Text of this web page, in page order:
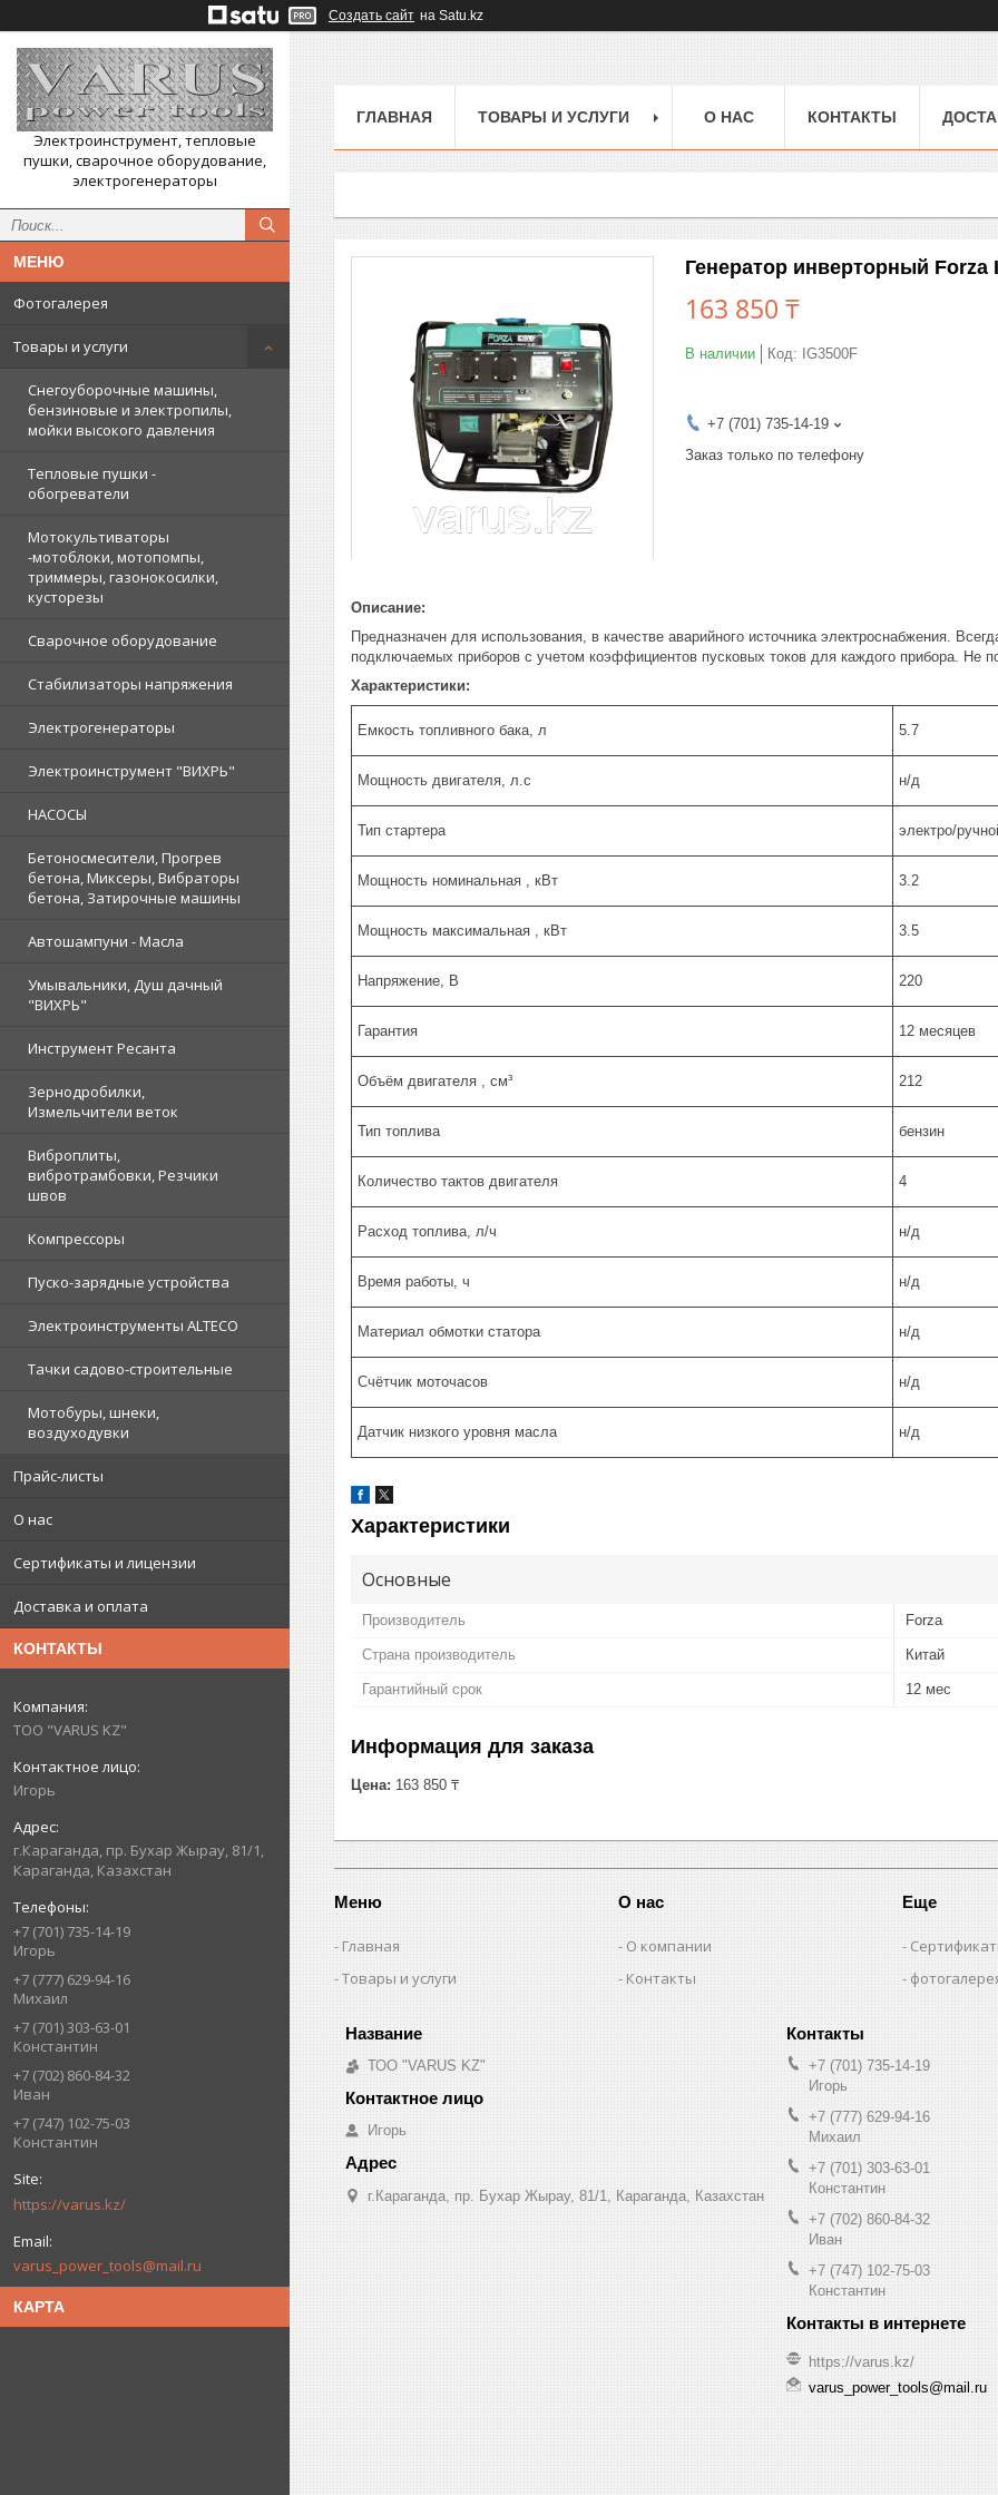
Создать сайт на Satu.kz
Электроинструмент, тепловые
пушки, сварочное оборудование,
электрогенераторы
Фотогалерея
Товары и услуги
Снегоуборочные машины,
бензиновые и электропилы,
мойки высокого давления
Тепловые пушки -
обогреватели
Мотокультиваторы
-мотоблоки, мотопомпы,
триммеры, газонокосилки,
кусторезы
Сварочное оборудование
Стабилизаторы напряжения
Электрогенераторы
Электроинструмент "ВИХРЬ"
НАСОСЫ
Бетоносмесители, Прогрев
бетона, Миксеры, Вибраторы
бетона, Затирочные машины
Автошампуни - Масла
Умывальники, Душ дачный
"ВИХРЬ"
Инструмент Ресанта
Зернодробилки,
Измельчители веток
Виброплиты,
вибротрамбовки, Резчики
швов
Компрессоры
Пуско-зарядные устройства
Электроинструменты ALTECO
Тачки садово-строительные
Мотобуры, шнеки,
воздуходувки
Прайс-листы
О нас
Сертификаты и лицензии
Доставка и оплата
КОНТАКТЫ
ТОО "VARUS KZ"
Игорь
г.Караганда, пр. Бухар Жырау, 81/1,
Караганда, Казахстан
+7 (701) 735-14-19
Игорь
+7 (777) 629-94-16
Михаил
+7 (701) 303-63-01
Константин
+7 (702) 860-84-32
Иван
+7 (747) 102-75-03
Константин
https://varus.kz/
varus_power_tools@mail.ru
КАРТА
ГЛАВНАЯ ТОВАРЫ И УСЛУГИ О НАС КОНТАКТЫ
Генератор инверторный Forza
163 850 ₸
В наличии Код: IG3500F
+7 (701) 735-14-19
Заказ только по телефону
Описание:
Предназначен для использования, в качестве аварийного источника электроснабжения.
подключаемых приборов с учетом коэффициентов пусковых токов для каждого прибора. Не
Характеристики:
Емкость топливного бака, л 5.7
Мощность двигателя, л.с н/д
Тип стартера электро/
Мощность номинальная , кВт 3.2
Мощность максимальная , кВт 3.5
Напряжение, В 220
Гарантия 12 месяцев
Объём двигателя , см³ 212
Тип топлива бензин
Количество тактов двигателя 4
Расход топлива, л/ч н/д
Время работы, ч н/д
Материал обмотки статора н/д
Счётчик моточасов н/д
Датчик низкого уровня масла н/д
Характеристики
Основные
Производитель Forza
Страна производитель Китай
Гарантийный срок 12 мес
Информация для заказа
Цена: 163 850 ₸
Меню
Главная
Товары и услуги
О нас
О компании
Контакты
Еще
ТОО "VARUS KZ"
Игорь
г.Караганда, пр. Бухар Жырау, 81/1, Караганда, Казахстан
+7 (701) 735-14-19
Игорь
+7 (777) 629-94-16
Михаил
+7 (701) 303-63-01
Константин
+7 (702) 860-84-32
Иван
+7 (747) 102-75-03
Константин
https://varus.kz/
varus_power_tools@mail.ru